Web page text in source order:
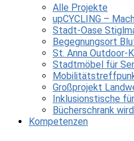
Alle Projekte
upCYCLING –
Stadt-Oase
Begegnungsort
St. Anna Outdoor-
Stadtmöbel für
Großprojekt
Inklusionstische
Bücherschrank
Kompetenzen